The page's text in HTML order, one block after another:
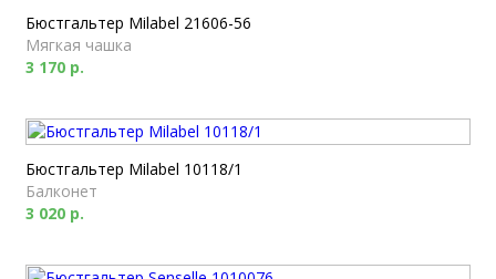
Бюстгальтер Milabel 21606-56
Мягкая чашка
3 170 р.
Бюстгальтер Milabel 10118/1
Балконет
3 020 р.